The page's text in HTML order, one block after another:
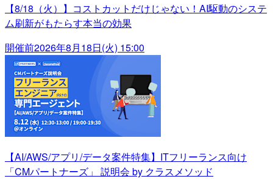
【8/18（火）】コストカットだけじゃない！AI駆動のシステ
ム刷新がもたらす本当の効果
開催前2026年8月18日(火) 15:00
【AI/AWS/アプリ/データ案件特集】ITフリーランス向け
「CMパートナーズ」 説明会 by クラスメソッド